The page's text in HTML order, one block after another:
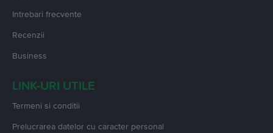
Intrebari frecvente
Recenzii
Business
LINK-URI UTILE
Termeni si conditii
Prelucrarea datelor cu caracter personal